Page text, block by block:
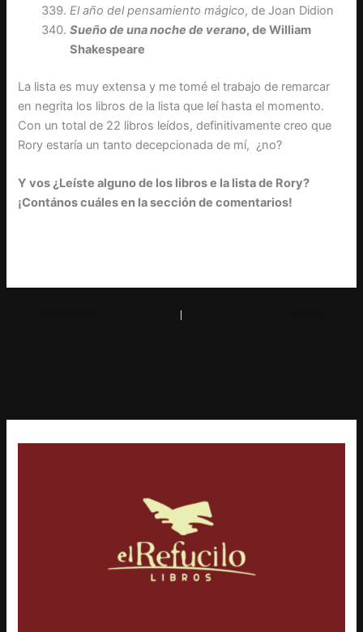
El año del pensamiento mágico, de Joan Didion
Sueño de una noche de verano, de William
Shakespeare
La lista es muy extensa y me tomé el trabajo de remarcar
en negrita los libros de la lista que leí hasta el momento.
Con un total de 22 libros leídos, definitivamente creo que
Rory estaría un tanto decepcionada de mí, ¿no?
Y vos ¿Leíste alguno de los libros e la lista de Rory?
¡Contános cuáles en la sección de comentarios!